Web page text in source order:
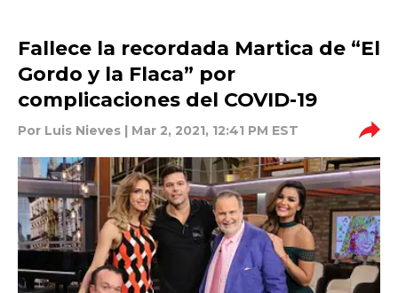
Fallece la recordada Martica de “El
Gordo y la Flaca” por
complicaciones del COVID-19
Por Luis Nieves | Mar 2, 2021, 12:41 PM EST